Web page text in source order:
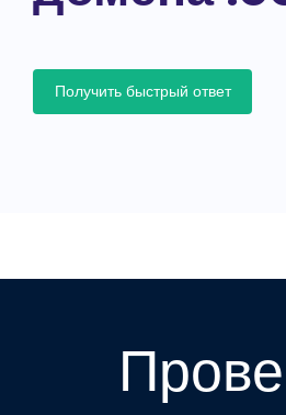
Получить быстрый ответ